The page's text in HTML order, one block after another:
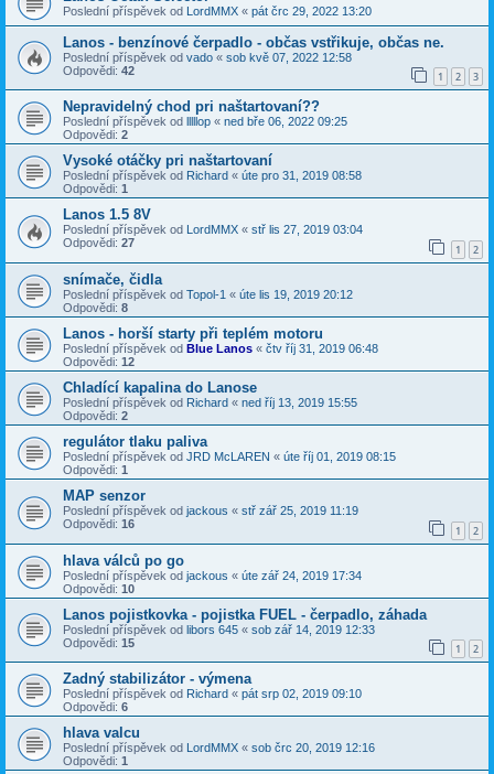
Poslední příspěvek od LordMMX « pát črc 29, 2022 13:20
Lanos - benzínové čerpadlo - občas vstřikuje, občas ne.
Poslední příspěvek od vado « sob kvě 07, 2022 12:58
Odpovědi: 42 1 2 3
Nepravidelný chod pri naštartovaní??
Poslední příspěvek od lllllop « ned bře 06, 2022 09:25
Odpovědi: 2
Vysoké otáčky pri naštartovaní
Poslední příspěvek od Richard « úte pro 31, 2019 08:58
Odpovědi: 1
Lanos 1.5 8V
Poslední příspěvek od LordMMX « stř lis 27, 2019 03:04
Odpovědi: 27 1 2
snímače, čidla
Poslední příspěvek od Topol-1 « úte lis 19, 2019 20:12
Odpovědi: 8
Lanos - horší starty při teplém motoru
Poslední příspěvek od Blue Lanos « čtv říj 31, 2019 06:48
Odpovědi: 12
Chladící kapalina do Lanose
Poslední příspěvek od Richard « ned říj 13, 2019 15:55
Odpovědi: 2
regulátor tlaku paliva
Poslední příspěvek od JRD McLAREN « úte říj 01, 2019 08:15
Odpovědi: 1
MAP senzor
Poslední příspěvek od jackous « stř zář 25, 2019 11:19
Odpovědi: 16 1 2
hlava válců po go
Poslední příspěvek od jackous « úte zář 24, 2019 17:34
Odpovědi: 10
Lanos pojistkovka - pojistka FUEL - čerpadlo, záhada
Poslední příspěvek od libors 645 « sob zář 14, 2019 12:33
Odpovědi: 15 1 2
Zadný stabilizátor - výmena
Poslední příspěvek od Richard « pát srp 02, 2019 09:10
Odpovědi: 6
hlava valcu
Poslední příspěvek od LordMMX « sob črc 20, 2019 12:16
Odpovědi: 1